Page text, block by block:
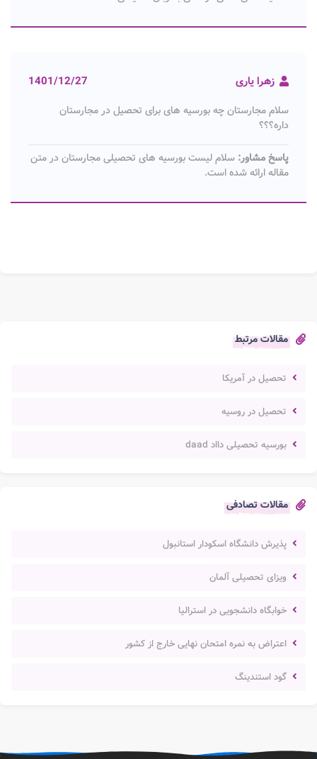
مقالات مرتبط
تحصیل در آمریکا
تحصیل در روسیه
بورسیه تحصیلی دااد daad
مقالات تصادفی
پذیرش دانشگاه اسکودار استانبول
ویزای تحصیلی آلمان
خوابگاه دانشجویی در استرالیا
اعتراض به نمره امتحان نهایی خارج از کشور
گود استندینگ
زهرا یاری 1401/12/27
سلام مجارستان چه بورسیه های برای تحصیل در مجارستان
داره؟؟؟
پاسخ مشاور: سلام لیست بورسیه های تحصیلی مجارستان در متن
مقاله ارائه شده است.